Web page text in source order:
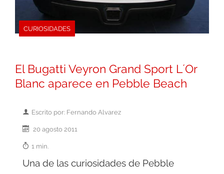
CURIOSIDADES
El Bugatti Veyron Grand Sport L´Or
Blanc aparece en Pebble Beach
Escrito por: Fernando Alvarez
20 agosto 2011
1 min.
Una de las curiosidades de Pebble